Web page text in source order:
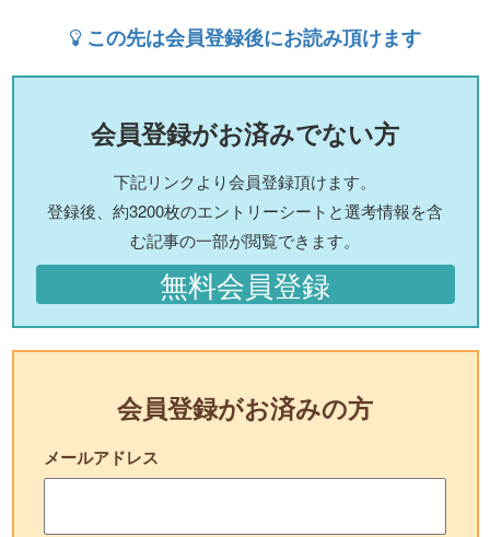
この先は会員登録後にお読み頂けます
会員登録がお済みでない方
下記リンクより会員登録頂けます。
登録後、約3200枚のエントリーシートと選考情報を含
む記事の一部が閲覧できます。
無料会員登録
会員登録がお済みの方
メールアドレス